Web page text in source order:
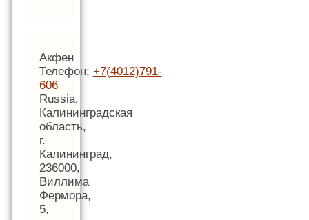
Акфен
Телефон: +7(4012)791-
606
Russia,
Калининградская
область,
г.
Калининград,
236000,
Виллима
Фермора,
5,